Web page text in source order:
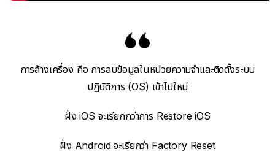
การล้างเครื่อง คือ การลบข้อมูลในหน่วยความจำและติดตั้งระบบ
ปฏิบัติการ (OS) เข้าไปใหม่
ฝั่ง iOS จะเรียกกว่าการ Restore iOS
ฝั่ง Android จะเรียกว่า Factory Reset